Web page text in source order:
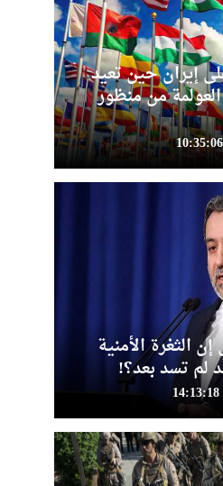
إيران حين تعيد
من منظور
الثغرة الأمنية
لم تسد بعد؟!